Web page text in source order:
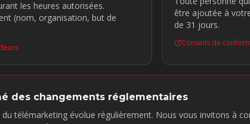
les heures autorisées.
(nom, organisation, but de
être ajoutée à
de 31 jours.
Conseils de
des changements réglementaires
télémarketing évolue régulièrement. Nous vous invitons à